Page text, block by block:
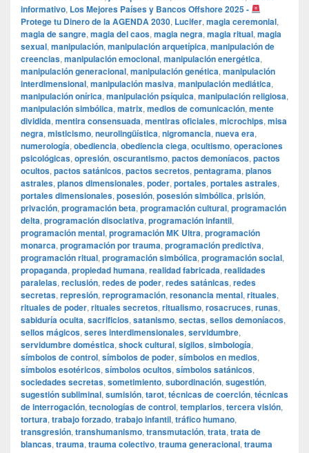
informativo, Los Mejores Países y Bancos Offshore 2025 -
Protege tu Dinero de la AGENDA 2030, Lucifer, magia ceremonial,
magia de sangre, magia del caos, magia negra, magia ritual, magia
sexual, manipulación, manipulación arquetípica, manipulación de
creencias, manipulación emocional, manipulación energética,
manipulación generacional, manipulación genética, manipulación
interdimensional, manipulación masiva, manipulación mediática,
manipulación onírica, manipulación psíquica, manipulación religiosa,
manipulación simbólica, matrix, medios de comunicación, mente
dividida, mentira consensuada, mentiras oficiales, microchips, misa
negra, misticismo, neurolingüística, nigromancia, nueva era,
numerología, obediencia, obediencia ciega, ocultismo, operaciones
psicológicas, opresión, oscurantismo, pactos demoníacos, pactos
ocultos, pactos satánicos, pactos secretos, pentagrama, planos
astrales, planos dimensionales, poder, portales, portales astrales,
portales dimensionales, posesión, posesión simbólica, prisión,
privación, programación beta, programación cultural, programación
delta, programación disociativa, programación infantil,
programación mental, programación MK Ultra, programación
monarca, programación por trauma, programación predictiva,
programación ritual, programación simbólica, programación social,
propaganda, propiedad humana, realidad fabricada, realidades
paralelas, reclusión, redes de poder, redes satánicas, redes
secretas, represión, reprogramación, resonancia mental, rituales,
rituales de poder, rituales secretos, ritualismo, rosacruces, runas,
sabiduría oculta, sacrificios, satanismo, sectas, sellos demoníacos,
sellos mágicos, seres interdimensionales, servidumbre,
servidumbre doméstica, shock cultural, sigilos, simbología,
símbolos de control, símbolos de poder, símbolos en medios,
símbolos esotéricos, símbolos ocultos, símbolos satánicos,
sociedades secretas, sometimiento, subordinación, sugestión,
sugestión subliminal, sumisión, tarot, técnicas de coerción, técnicas
de interrogación, tecnologías de control, templarios, tercera visión,
tortura, trabajo forzado, trabajo infantil, tráfico humano,
transgresión, transhumanismo, transmutación, trata, trata de
blancas, trauma, trauma colectivo, trauma generacional, trauma